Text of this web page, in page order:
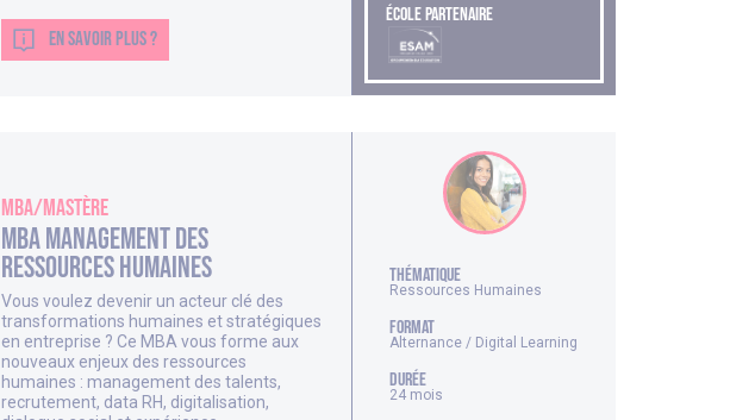
EN SAVOIR PLUS ?
ÉCOLE PARTENAIRE
MBA/Mastère
MBA Management des
Ressources Humaines
Vous voulez devenir un acteur clé des
transformations humaines et stratégiques
en entreprise ? Ce MBA vous forme aux
nouveaux enjeux des ressources
humaines : management des talents,
recrutement, data RH, digitalisation,
thématique
Ressources Humaines
FORMAT
Alternance / Digital Learning
DURÉE
24 mois